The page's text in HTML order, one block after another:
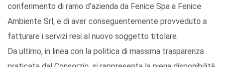
conferimento di ramo d’azienda da Fenice Spa a Fenice
Ambiente Srl, e di aver conseguentemente provveduto a
fatturare i servizi resi al nuovo soggetto titolare.
Da ultimo, in linea con la politica di massima trasparenza